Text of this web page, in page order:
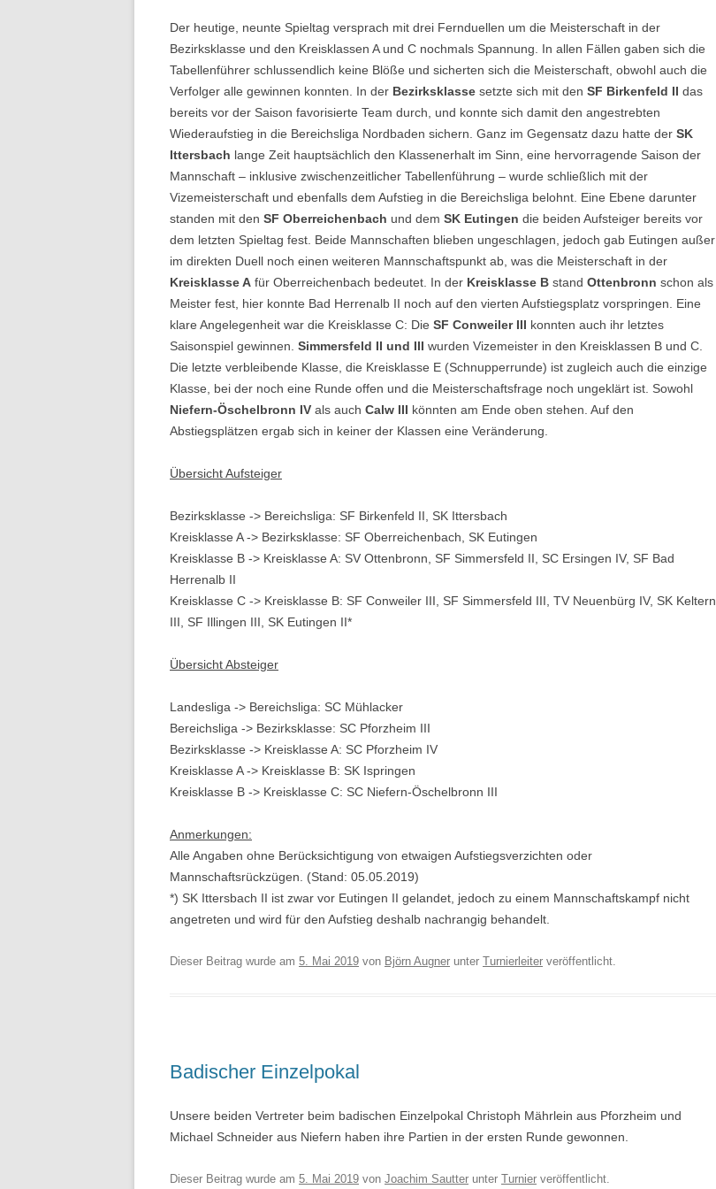
Der heutige, neunte Spieltag versprach mit drei Fernduellen um die Meisterschaft in der
Bezirksklasse und den Kreisklassen A und C nochmals Spannung. In allen Fällen gaben sich die
Tabellenführer schlussendlich keine Blöße und sicherten sich die Meisterschaft, obwohl auch die
Verfolger alle gewinnen konnten. In der Bezirksklasse setzte sich mit den SF Birkenfeld II das
bereits vor der Saison favorisierte Team durch, und konnte sich damit den angestrebten
Wiederaufstieg in die Bereichsliga Nordbaden sichern. Ganz im Gegensatz dazu hatte der SK
Ittersbach lange Zeit hauptsächlich den Klassenerhalt im Sinn, eine hervorragende Saison der
Mannschaft – inklusive zwischenzeitlicher Tabellenführung – wurde schließlich mit der
Vizemeisterschaft und ebenfalls dem Aufstieg in die Bereichsliga belohnt. Eine Ebene darunter
standen mit den SF Oberreichenbach und dem SK Eutingen die beiden Aufsteiger bereits vor
dem letzten Spieltag fest. Beide Mannschaften blieben ungeschlagen, jedoch gab Eutingen außer
im direkten Duell noch einen weiteren Mannschaftspunkt ab, was die Meisterschaft in der
Kreisklasse A für Oberreichenbach bedeutet. In der Kreisklasse B stand Ottenbronn schon als
Meister fest, hier konnte Bad Herrenalb II noch auf den vierten Aufstiegsplatz vorspringen. Eine
klare Angelegenheit war die Kreisklasse C: Die SF Conweiler III konnten auch ihr letztes
Saisonspiel gewinnen. Simmersfeld II und III wurden Vizemeister in den Kreisklassen B und C.
Die letzte verbleibende Klasse, die Kreisklasse E (Schnupperrunde) ist zugleich auch die einzige
Klasse, bei der noch eine Runde offen und die Meisterschaftsfrage noch ungeklärt ist. Sowohl
Niefern-Öschelbronn IV als auch Calw III könnten am Ende oben stehen. Auf den
Abstiegsplätzen ergab sich in keiner der Klassen eine Veränderung.
Übersicht Aufsteiger
Bezirksklasse -> Bereichsliga: SF Birkenfeld II, SK Ittersbach
Kreisklasse A -> Bezirksklasse: SF Oberreichenbach, SK Eutingen
Kreisklasse B -> Kreisklasse A: SV Ottenbronn, SF Simmersfeld II, SC Ersingen IV, SF Bad
Herrenalb II
Kreisklasse C -> Kreisklasse B: SF Conweiler III, SF Simmersfeld III, TV Neuenbürg IV, SK Keltern
III, SF Illingen III, SK Eutingen II*
Übersicht Absteiger
Landesliga -> Bereichsliga: SC Mühlacker
Bereichsliga -> Bezirksklasse: SC Pforzheim III
Bezirksklasse -> Kreisklasse A: SC Pforzheim IV
Kreisklasse A -> Kreisklasse B: SK Ispringen
Kreisklasse B -> Kreisklasse C: SC Niefern-Öschelbronn III
Anmerkungen:
Alle Angaben ohne Berücksichtigung von etwaigen Aufstiegsverzichten oder
Mannschaftsrückzügen. (Stand: 05.05.2019)
*) SK Ittersbach II ist zwar vor Eutingen II gelandet, jedoch zu einem Mannschaftskampf nicht
angetreten und wird für den Aufstieg deshalb nachrangig behandelt.
Dieser Beitrag wurde am 5. Mai 2019 von Björn Augner unter Turnierleiter veröffentlicht.
Badischer Einzelpokal
Unsere beiden Vertreter beim badischen Einzelpokal Christoph Mährlein aus Pforzheim und
Michael Schneider aus Niefern haben ihre Partien in der ersten Runde gewonnen.
Dieser Beitrag wurde am 5. Mai 2019 von Joachim Sautter unter Turnier veröffentlicht.